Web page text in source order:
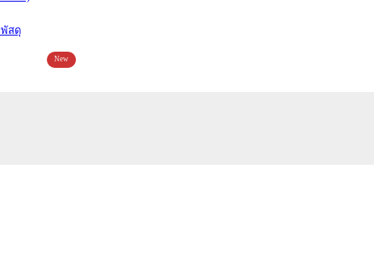
พัสดุ
New